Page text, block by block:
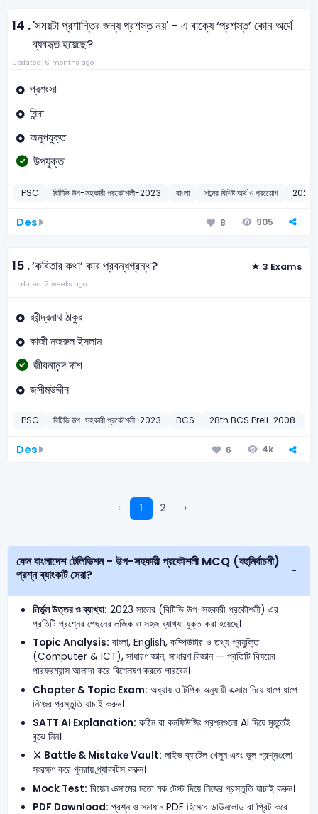
14 .'সময়টা প্রশান্তির জন্য প্রশস্ত নয়' - এ বাক্যে ‘প্রশস্ত’ কোন অর্থে
ব্যবহৃত হয়েছে?
Updated: 6 months ago
প্রশংসা
নিন্দা
অনুপযুক্ত
উপযুক্ত
PSC বিটিভি উপ-সহকারী প্রকৌশলী-2023 বাংলা শব্দের বিশিষ্ট অর্থ ও প্রয়োেগ 2023
Des 8 905
15 .‘কবিতার কথা’ কার প্রবন্ধগ্রন্থ? 3 Exams
Updated: 2 weeks ago
রবীন্দ্রনাথ ঠাকুর
কাজী নজরুল ইসলাম
জীবনানন্দ দাশ
জসীমউদ্দীন
PSC বিটিভি উপ-সহকারী প্রকৌশলী-2023 BCS 28th BCS Preli-2008
Des 6 4k
‹ 1 2 ›
কেন বাংলাদেশ টেলিভিশন - উপ-সহকারী প্রকৌশলী MCQ (বহুনির্বাচনী)
প্রশ্ন ব্যাংকটি সেরা?
নির্ভুল উত্তর ও ব্যাখ্যা: 2023 সালের (বিটিভি উপ-সহকারী প্রকৌশলী) এর
প্রতিটি প্রশ্নের পেছনের লজিক ও সহজ ব্যাখ্যা যুক্ত করা হয়েছে।
Topic Analysis: বাংলা, English, কম্পিউটার ও তথ্য প্রযুক্তি
(Computer & ICT), সাধারণ জ্ঞান, সাধারণ বিজ্ঞান — প্রতিটি বিষয়ের
পারফরম্যান্স আলাদা করে বিশ্লেষণ করতে পারবেন।
Chapter & Topic Exam: অধ্যায় ও টপিক অনুযায়ী এক্সাম দিয়ে ধাপে ধাপে
নিজের প্রস্তুতি যাচাই করুন।
SATT AI Explanation: কঠিন বা কনফিউজিং প্রশ্নগুলো AI দিয়ে মুহূর্তেই
বুঝে নিন।
⚔️ Battle & Mistake Vault: লাইভ ব্যাটেল খেলুন এবং ভুল প্রশ্নগুলো
সংরক্ষণ করে পুনরায় প্র্যাকটিস করুন।
Mock Test: রিয়েল এক্সামের মতো মক টেস্ট দিয়ে নিজের প্রস্তুতি যাচাই করুন।
PDF Download: প্রশ্ন ও সমাধান PDF হিসেবে ডাউনলোড বা প্রিন্ট করে